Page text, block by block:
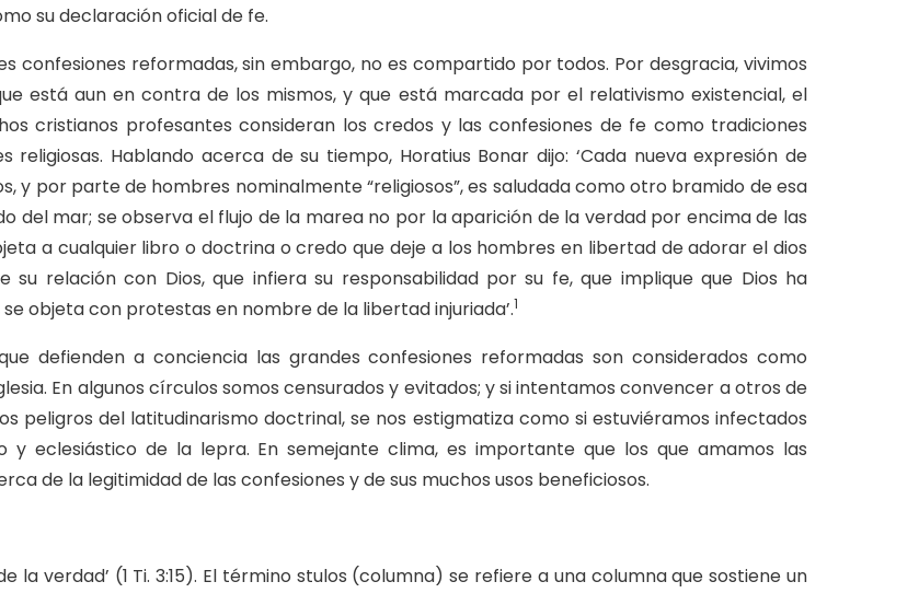
su declaración oficial de fe.
confesiones reformadas, sin embargo, no es compartido por todos. Por desgracia, vivimos
está aun en contra de los mismos, y que está marcada por el relativismo existencial, el
cristianos profesantes consideran los credos y las confesiones de fe como tradiciones
Hablando acerca de su tiempo, Horatius Bonar dijo: ‘Cada nueva expresión de
y por parte de hombres nominalmente “religiosos”, es saludada como otro bramido de esa
del mar; se observa el flujo de la marea no por la aparición de la verdad por encima de las
a cualquier libro o doctrina o credo que deje a los hombres en libertad de adorar el dios
relación con Dios, que infiera su responsabilidad por su fe, que implique que Dios ha
objeta con protestas en nombre de la libertad injuriada’.1
defienden a conciencia las grandes confesiones reformadas son considerados como
En algunos círculos somos censurados y evitados; y si intentamos convencer a otros de
peligros del latitudinarismo doctrinal, se nos estigmatiza como si estuviéramos infectados
y eclesiástico de la lepra. En semejante clima, es importante que los que amamos las
de la legitimidad de las confesiones y de sus muchos usos beneficiosos.
la verdad’ (1 Ti. 3:15). El término stulos (columna) se refiere a una columna que sostiene un